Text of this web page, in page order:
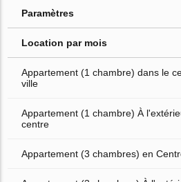
Paramètres
Location par mois
Appartement (1 chambre) dans le
ville
Appartement (1 chambre) À
centre
Appartement (3 chambres) en